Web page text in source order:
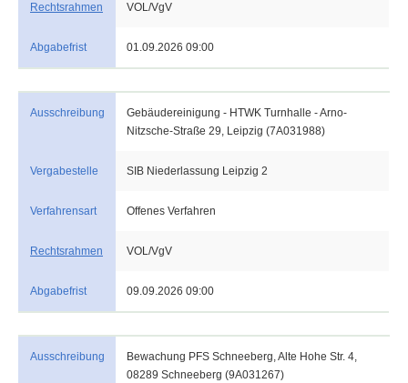
Rechtsrahmen VOL/VgV
Abgabefrist 01.09.2026 09:00
Ausschreibung
Gebäudereinigung - HTWK Turnhalle - Arno-
Nitzsche-Straße 29, Leipzig (7A031988)
Vergabestelle SIB Niederlassung Leipzig 2
Verfahrensart Offenes Verfahren
Rechtsrahmen VOL/VgV
Abgabefrist 09.09.2026 09:00
Ausschreibung
Bewachung PFS Schneeberg, Alte Hohe Str. 4,
08289 Schneeberg (9A031267)